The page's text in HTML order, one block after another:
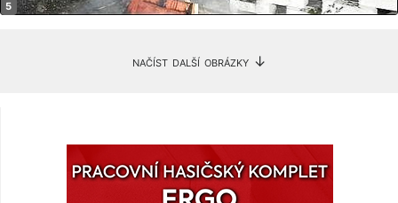
načíst další obrázky ↓